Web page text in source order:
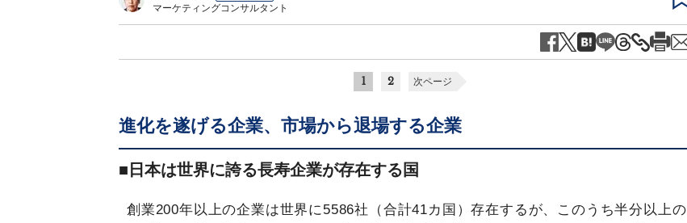
マーケティングコンサルタント
1 2 次ページ
進化を遂げる企業、市場から退場する企業
■日本は世界に誇る長寿企業が存在する国
創業200年以上の企業は世界に5586社（合計41カ国）存在するが、このうち半分以上の